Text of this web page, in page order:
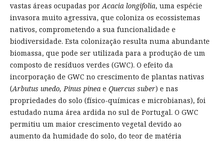
vastas áreas ocupadas porAcacia longifolia, uma espécie
invasora muito agressiva, que coloniza os ecossistemas
nativos, comprometendo a sua funcionalidade e
biodiversidade. Esta colonização resulta numa abundante
biomassa, que pode ser utilizada para a produção de um
composto de resíduos verdes (GWC). O efeito da
incorporação de GWC no crescimento de plantas nativas
(Arbutus unedo, Pinus pinea e Quercus suber) e nas
propriedades do solo (físico-químicas e microbianas), foi
estudado numa área ardida no sul de Portugal. O GWC
permitiu um maior crescimento vegetal devido ao
aumento da humidade do solo, do teor de matéria